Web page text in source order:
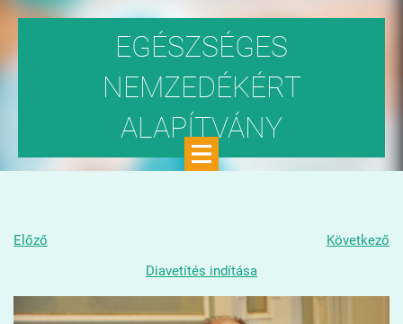
EGÉSZSÉGES
NEMZEDÉKÉRT
ALAPÍTVÁNY
Előző
Következő
Diavetítés indítása